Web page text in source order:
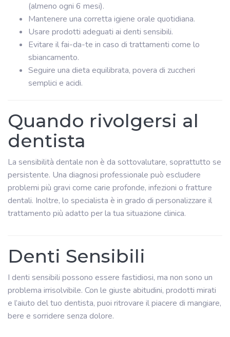
(almeno ogni 6 mesi).
Mantenere una corretta igiene orale quotidiana.
Usare prodotti adeguati ai denti sensibili.
Evitare il fai-da-te in caso di trattamenti come lo
sbiancamento.
Seguire una dieta equilibrata, povera di zuccheri
semplici e acidi.
Quando rivolgersi al
dentista
La sensibilità dentale non è da sottovalutare, soprattutto se
persistente. Una diagnosi professionale può escludere
problemi più gravi come carie profonde, infezioni o fratture
dentali. Inoltre, lo specialista è in grado di personalizzare il
trattamento più adatto per la tua situazione clinica.
Denti Sensibili
I denti sensibili possono essere fastidiosi, ma non sono un
problema irrisolvibile. Con le giuste abitudini, prodotti mirati
e l’aiuto del tuo dentista, puoi ritrovare il piacere di mangiare,
bere e sorridere senza dolore.